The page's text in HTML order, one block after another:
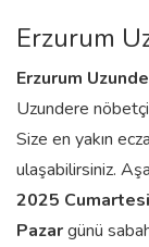
Erzurum
Erzurum
Uzundere
Size en yakın
ulaşabilirsiniz.
2025 Cumartesi
Pazargünü